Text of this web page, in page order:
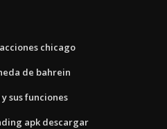
chicago
de bahrein
sus funciones
apk descargar